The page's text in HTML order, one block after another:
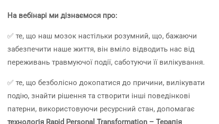
На вебінарі ми дізнаємося про:
✅ те, що наш мозок настільки розумний, що, бажаючи
забезпечити наше життя, він вміло відводить нас від
переживань травмуючої події, саботуючи її вилікування.
✅ те, що безболісно докопатися до причини, вилікувати
подію, знайти рішення та створити інші поведінкові
патерни, використовуючи ресурсний стан, допомагає
технологія Rapid Personal Transformation – Терапія